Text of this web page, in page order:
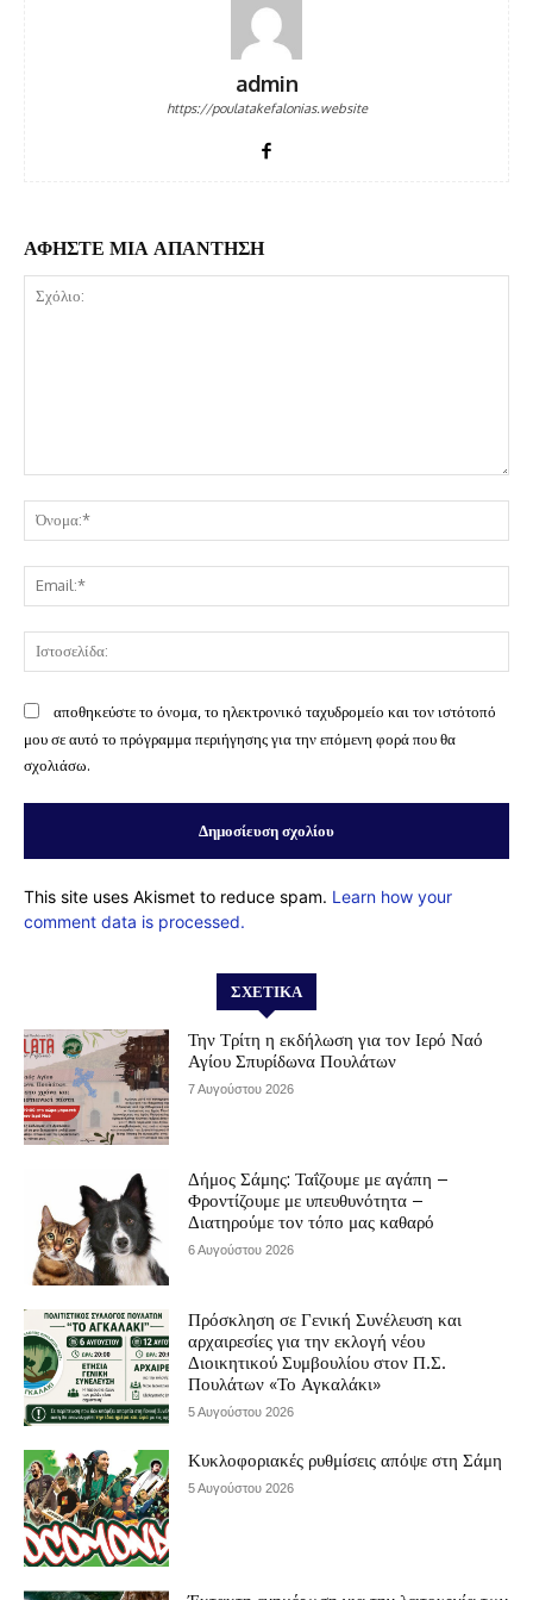
admin
https://poulatakefalonias.website
ΑΦΗΣΤΕ ΜΙΑ ΑΠΑΝΤΗΣΗ
αποθηκεύστε το όνομα, το ηλεκτρονικό ταχυδρομείο και τον ιστότοπό
μου σε αυτό το πρόγραμμα περιήγησης για την επόμενη φορά που θα
σχολιάσω.
This site uses Akismet to reduce spam. Learn how your
comment data is processed.
ΣΧΕΤΙΚΆ
Την Τρίτη η εκδήλωση για τον Ιερό Ναό
Αγίου Σπυρίδωνα Πουλάτων
7 Αυγούστου 2026
Δήμος Σάμης: Ταΐζουμε με αγάπη –
Φροντίζουμε με υπευθυνότητα –
Διατηρούμε τον τόπο μας καθαρό
6 Αυγούστου 2026
Πρόσκληση σε Γενική Συνέλευση και
αρχαιρεσίες για την εκλογή νέου
Διοικητικού Συμβουλίου στον Π.Σ.
Πουλάτων «Το Αγκαλάκι»
5 Αυγούστου 2026
Κυκλοφοριακές ρυθμίσεις απόψε στη Σάμη
5 Αυγούστου 2026